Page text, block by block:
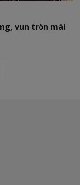
vun tròn mái